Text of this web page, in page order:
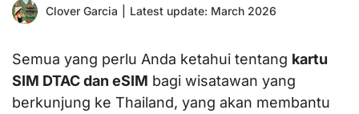
Clover Garcia Latest update: March 2026
Semua yang perlu Anda ketahui tentang kartu
SIM DTAC dan eSIM bagi wisatawan yang
berkunjung ke Thailand, yang akan membantu